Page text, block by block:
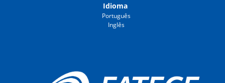
Idioma
Português
Inglês